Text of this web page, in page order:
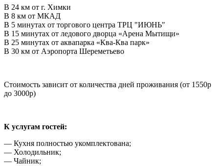
В 24 км от г. Химки
В 8 км от МКАД
В 5 минутах от торгового центра ТРЦ "ИЮНЬ"
В 15 минутах от ледового дворца «Арена Мытищи»
В 25 минутах от аквапарка «Ква-Ква парк»
В 30 км от Аэропорта Шереметьево
Стоимость зависит от количества дней проживания (от 1550р
до 3000р)
К услугам гостей:
— Кухня полностью укомплектована;
— Холодильник;
— Чайник;